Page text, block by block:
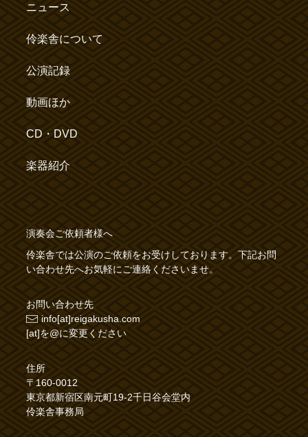
ニュース
伶楽舎について
公演記録
動画ほか
CD・DVD
楽器紹介
演奏会ご依頼者様へ
伶楽舎では公演のご依頼をお受けしております。下記お問
い合わせ先へお気軽にご連絡くださいませ。
お問い合わせ先
info[at]reigakusha.com
[at]を@に変更ください
住所
〒160-0012
東京都新宿区南元町19-2千日谷会堂内
伶楽舎事務局